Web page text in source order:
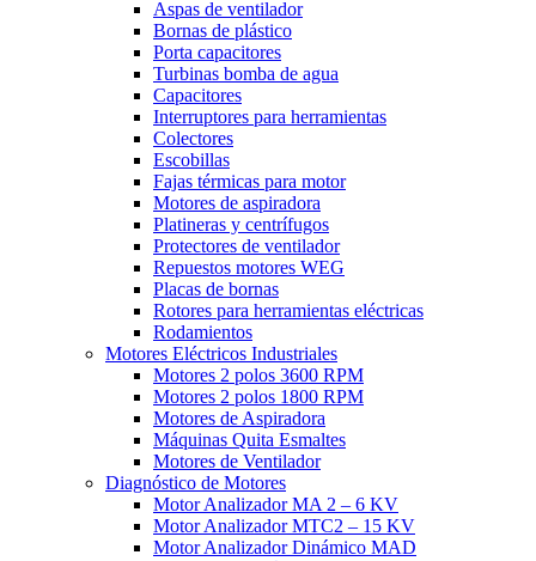
Aspas de ventilador
Bornas de plástico
Porta capacitores
Turbinas bomba de agua
Capacitores
Interruptores para herramientas
Colectores
Escobillas
Fajas térmicas para motor
Motores de aspiradora
Platineras y centrífugos
Protectores de ventilador
Repuestos motores WEG
Placas de bornas
Rotores para herramientas eléctricas
Rodamientos
Motores Eléctricos Industriales
Motores 2 polos 3600 RPM
Motores 2 polos 1800 RPM
Motores de Aspiradora
Máquinas Quita Esmaltes
Motores de Ventilador
Diagnóstico de Motores
Motor Analizador MA 2 – 6 KV
Motor Analizador MTC2 – 15 KV
Motor Analizador Dinámico MAD